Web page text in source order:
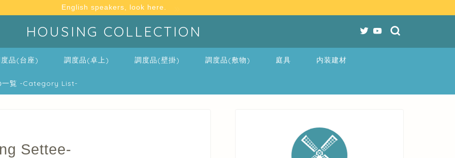
English speakers, look here.
HOUSING COLLECTION
品(台座) 調度品(卓上) 調度品(壁掛) 調度品(敷物) 庭具 内装建材
一覧 -Category List-
Settee-